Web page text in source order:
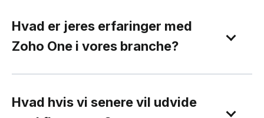
Hvad er jeres erfaringer med
Zoho One i vores branche?
Hvad hvis vi senere vil udvide